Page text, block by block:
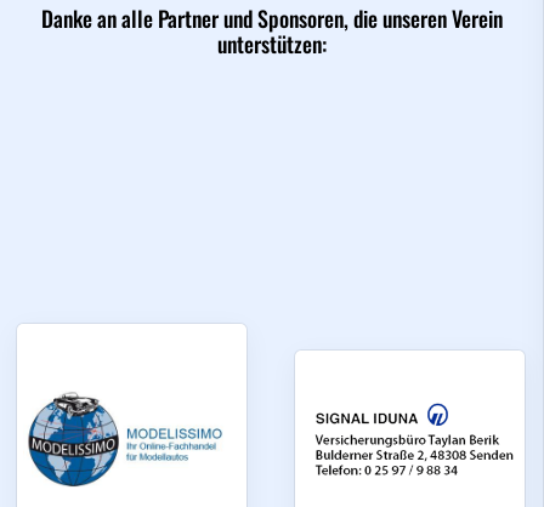
Danke an alle Partner und Sponsoren, die unseren Verein
unterstützen: